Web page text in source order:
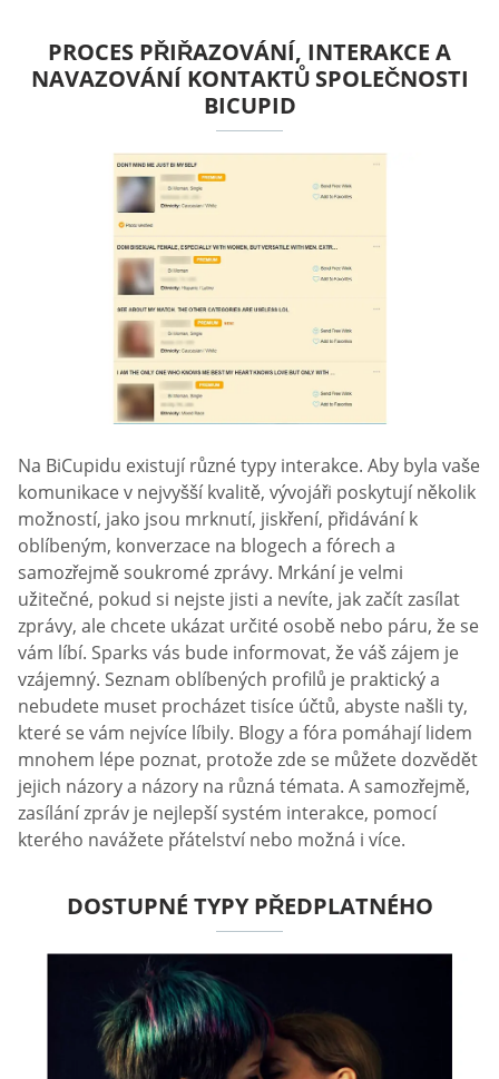
PROCES PŘIŘAZOVÁNÍ, INTERAKCE A
NAVAZOVÁNÍ KONTAKTŮ SPOLEČNOSTI
BICUPID
Na BiCupidu existují různé typy interakce. Aby byla vaše
komunikace v nejvyšší kvalitě, vývojáři poskytují několik
možností, jako jsou mrknutí, jiskření, přidávání k
oblíbeným, konverzace na blogech a fórech a
samozřejmě soukromé zprávy. Mrkání je velmi
užitečné, pokud si nejste jisti a nevíte, jak začít zasílat
zprávy, ale chcete ukázat určité osobě nebo páru, že se
vám líbí. Sparks vás bude informovat, že váš zájem je
vzájemný. Seznam oblíbených profilů je praktický a
nebudete muset procházet tisíce účtů, abyste našli ty,
které se vám nejvíce líbily. Blogy a fóra pomáhají lidem
mnohem lépe poznat, protože zde se můžete dozvědět
jejich názory a názory na různá témata. A samozřejmě,
zasílání zpráv je nejlepší systém interakce, pomocí
kterého navážete přátelství nebo možná i více.
DOSTUPNÉ TYPY PŘEDPLATNÉHO